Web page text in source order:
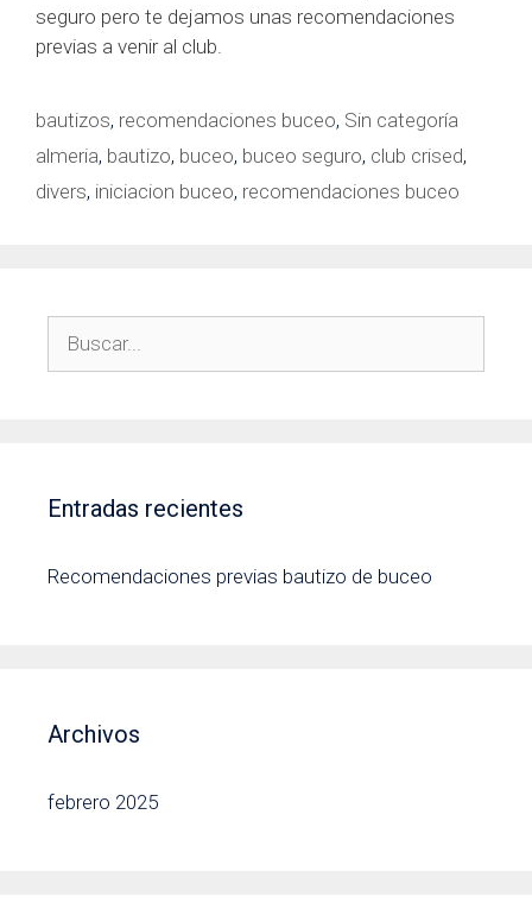
seguro pero te dejamos unas recomendaciones
previas a venir al club.
Categorías
bautizos, recomendaciones buceo, Sin categoría
Etiquetas
almeria, bautizo, buceo, buceo seguro, club crised,
divers, iniciacion buceo, recomendaciones buceo
Entradas recientes
Recomendaciones previas bautizo de buceo
Archivos
febrero 2025